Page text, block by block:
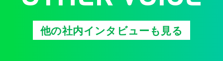
他の社内インタビューも見る